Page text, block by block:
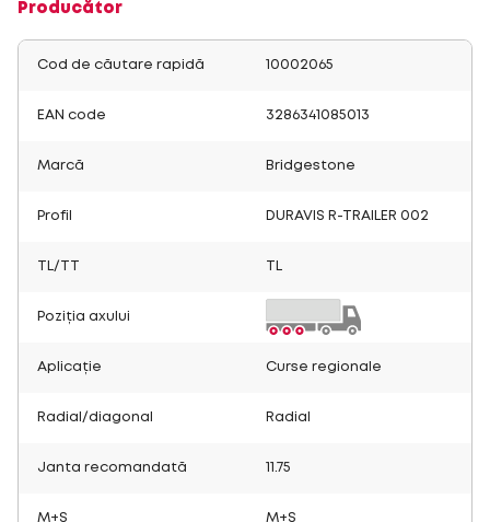
Producător
Cod de căutare rapidă 10002065
EAN code 3286341085013
Marcă Bridgestone
Profil DURAVIS R-TRAILER 002
TL/TT
Poziția axului
Aplicație Curse regionale
Radial/diagonal Radial
Janta recomandată 11.75
M+S M+S